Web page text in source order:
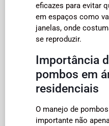
eficazes para evitar
em espaços como
janelas, onde
se reproduzir.
Importância
pombos em
residenciais
O manejo de
importante não